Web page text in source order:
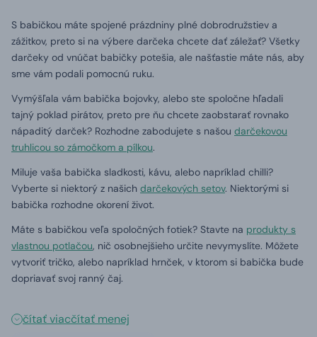
S babičkou máte spojené prázdniny plné dobrodružstiev a
zážitkov, preto si na výbere darčeka chcete dať záležať? Všetky
darčeky od vnúčat babičky potešia, ale našťastie máte nás, aby
sme vám podali pomocnú ruku.
Vymýšľala vám babička bojovky, alebo ste spoločne hľadali
tajný poklad pirátov, preto pre ňu chcete zaobstarať rovnako
nápaditý darček? Rozhodne zabodujete s našou darčekovou
truhlicou so zámočkom a pílkou.
Miluje vaša babička sladkosti, kávu, alebo napríklad chilli?
Vyberte si niektorý z našich darčekových setov. Niektorými si
babička rozhodne okorení život.
Máte s babičkou veľa spoločných fotiek? Stavte na produkty s
vlastnou potlačou, nič osobnejšieho určite nevymyslíte. Môžete
vytvoriť tričko, alebo napríklad hrnček, v ktorom si babička bude
dopriavať svoj ranný čaj.
čítať viacčítať menej